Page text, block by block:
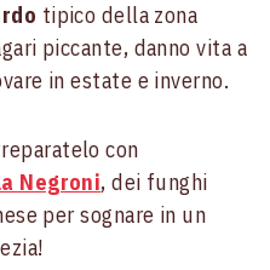
tipico della zona
piccante, danno vita a
in estate e inverno.
con
Negroni, dei funghi
per sognare in un